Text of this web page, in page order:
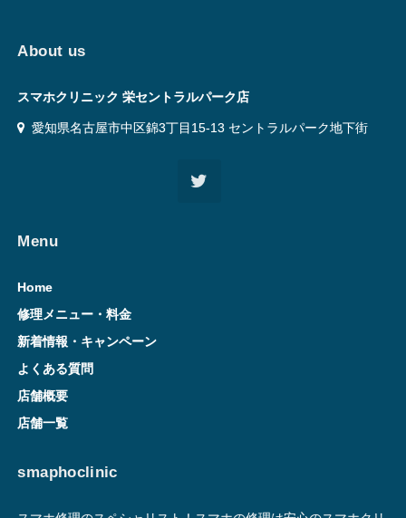
About us
スマホクリニック 栄セントラルパーク店
愛知県名古屋市中区錦3丁目15-13 セントラルパーク地下街
Menu
Home
修理メニュー・料金
新着情報・キャンペーン
よくある質問
店舗概要
店舗一覧
smaphoclinic